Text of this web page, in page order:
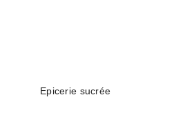
Epicerie sucrée